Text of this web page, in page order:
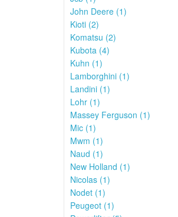
John Deere (1)
Kioti (2)
Komatsu (2)
Kubota (4)
Kuhn (1)
Lamborghini (1)
Landini (1)
Lohr (1)
Massey Ferguson (1)
Mic (1)
Mwm (1)
Naud (1)
New Holland (1)
Nicolas (1)
Nodet (1)
Peugeot (1)